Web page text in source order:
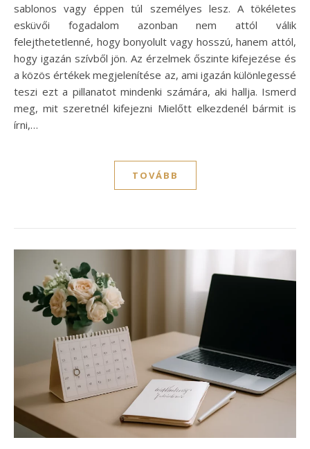
sablonos vagy éppen túl személyes lesz. A tökéletes
esküvői fogadalom azonban nem attól válik
felejthetetlenné, hogy bonyolult vagy hosszú, hanem attól,
hogy igazán szívből jön. Az érzelmek őszinte kifejezése és
a közös értékek megjelenítése az, ami igazán különlegessé
teszi ezt a pillanatot mindenki számára, aki hallja. Ismerd
meg, mit szeretnél kifejezni Mielőtt elkezdenél bármit is
írni,…
TOVÁBB